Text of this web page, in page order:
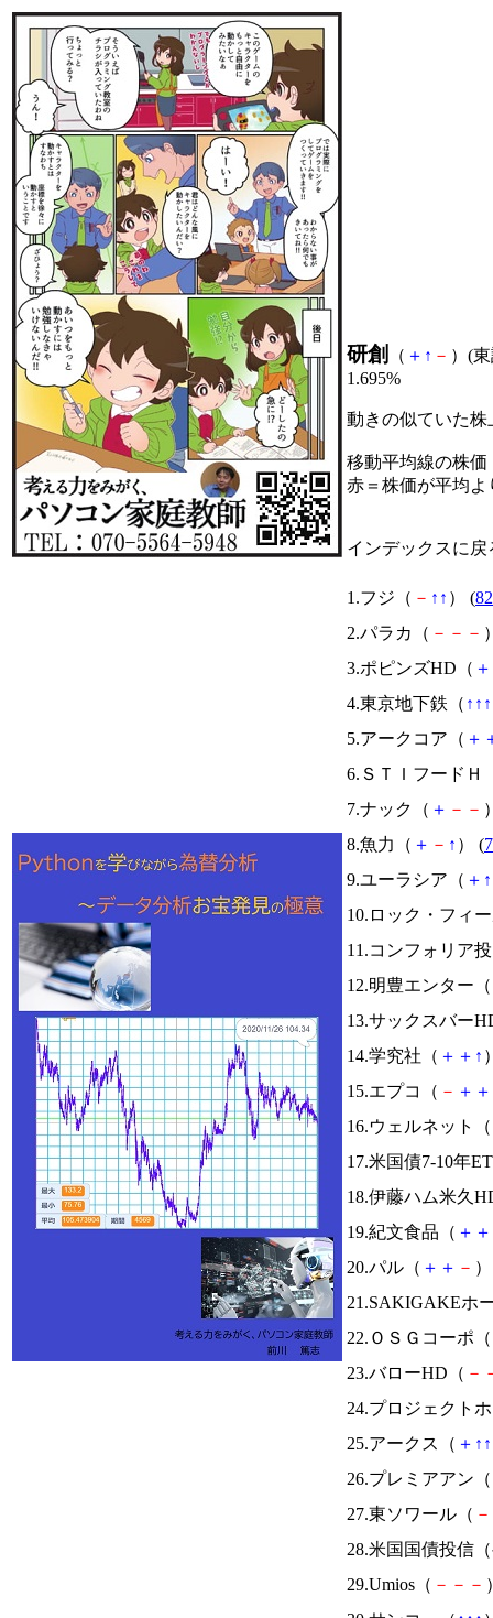
研創 （ ＋ ↑ － ）(
1.695%
動きの似ていた
移動平均線の株価
赤＝株価が平均
インデックスに戻
1.フジ（ － ↑ ↑ ） (
2.パラカ（ － － －
3.ポピンズHD（ ＋
4.東京地下鉄（ ↑ ↑ ↑
5.アークコア（ ＋
6.ＳＴＩフードＨ
7.ナック（ ＋ － －
8.魚力（ ＋ － ↑ ） (
9.ユーラシア（ ＋ ↑
10.ロック・フィ
11.コンフォリア
12.明豊エンター（
13.サックスバー
14.学究社（ ＋ ＋ ↑
15.エプコ（ － ＋ ＋
16.ウェルネット（
17.米国債7-10年
18.伊藤ハム米久
19.紀文食品（ ＋ ＋
20.パル（ ＋ ＋ －
21.SAKIGAKEホ
22.ＯＳＧコーポ（
23.バローHD（ －
24.プロジェクト
25.アークス（ ＋ ↑ ↑
26.プレミアアン（
27.東ソワール（ －
28.米国国債投信
29.Umios（ － － －